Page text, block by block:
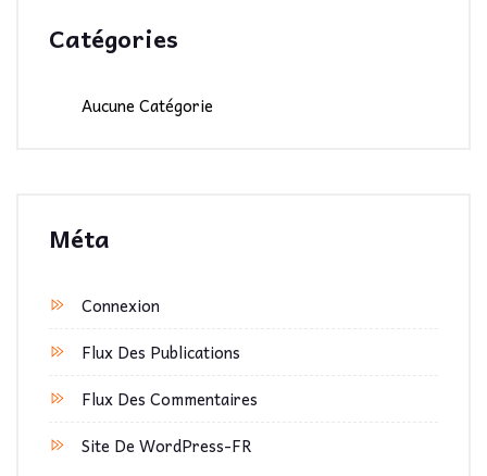
Catégories
Aucune Catégorie
Méta
Connexion
Flux Des Publications
Flux Des Commentaires
Site De WordPress-FR